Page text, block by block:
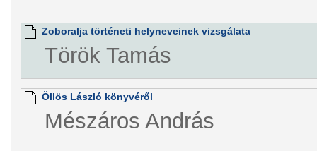
Zoboralja történeti helyneveinek vizsgálata
Török Tamás
Öllös László könyvéről
Mészáros András